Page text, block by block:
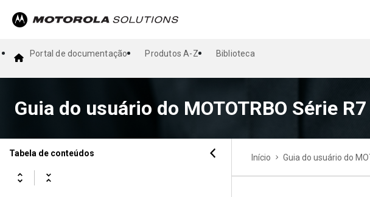
Portal de documentação Produtos A-Z Biblioteca
Guia do usuário do MOTOTRBO Série R7
Tabela de conteúdos
Operação de emergência
Operação de alerta de chamada
Fila de chamadas
Chamada de prioridade
Início Guia do usuário do